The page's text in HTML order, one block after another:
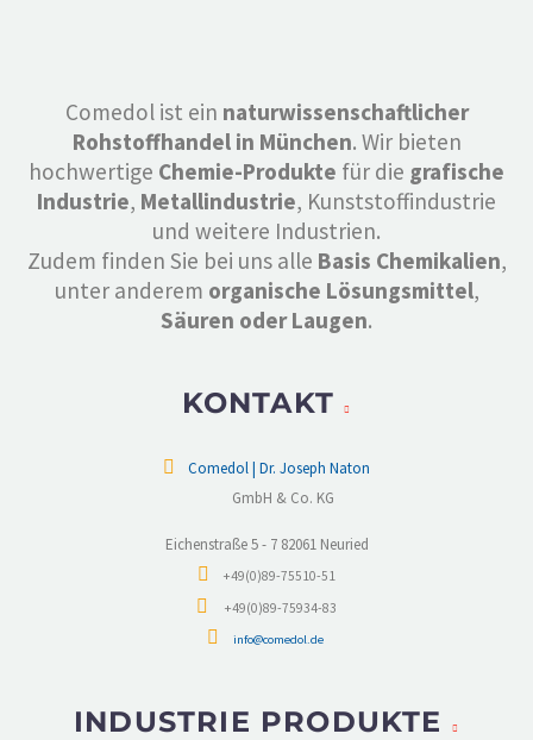
Comedol ist ein naturwissenschaftlicher
Rohstoffhandel in München. Wir bieten
hochwertige Chemie-Produkte für die grafische
Industrie, Metallindustrie, Kunststoffindustrie
und weitere Industrien.
Zudem finden Sie bei uns alle Basis Chemikalien,
unter anderem organische Lösungsmittel,
Säuren oder Laugen.
KONTAKT
Comedol | Dr. Joseph Naton
GmbH & Co. KG
Eichenstraße 5 - 7 82061 Neuried
+49(0)89-75510-51
+49(0)89-75934-83
info@comedol.de
INDUSTRIE PRODUKTE